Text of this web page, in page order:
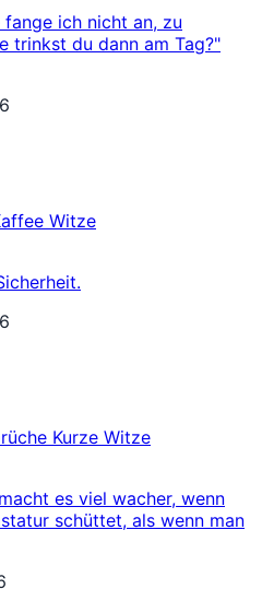
ich nicht an, zu
trinkst du dann am Tag?"
Witze
Kurze Witze
es viel wacher, wenn
schüttet, als wenn man